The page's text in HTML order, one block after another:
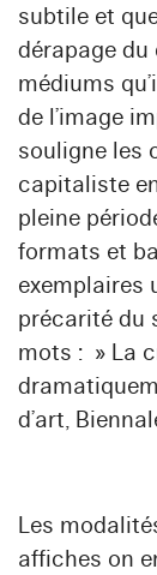
subtile et
dérapage du
médiums
de l’image
souligne les
capitaliste
pleine
formats et
exemplaires
précarité du
mots : » La
d’art,
Les
affiches on